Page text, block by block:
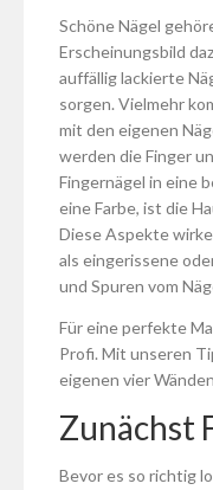
Schöne Nägel
Erscheinungsbild
auffällig lackierte
sorgen. Vielmehr
mit den eigenen
werden die Finger
Fingernägel in eine
eine Farbe, ist die
Diese Aspekte
als eingerissene
und Spuren vom
Für eine perfekte
Profi. Mit unseren
eigenen vier
Zunächst
Bevor es so richtig